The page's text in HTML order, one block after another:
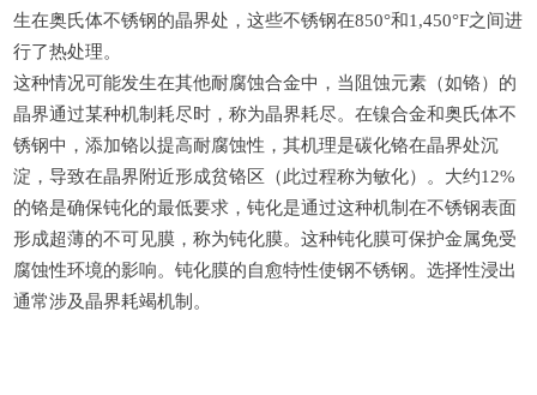
生在奥氏体不锈钢的晶界处，这些不锈钢在850°和1,450°F之间进
行了热处理。
这种情况可能发生在其他耐腐蚀合金中，当阻蚀元素（如铬）的
晶界通过某种机制耗尽时，称为晶界耗尽。在镍合金和奥氏体不
锈钢中，添加铬以提高耐腐蚀性，其机理是碳化铬在晶界处沉
淀，导致在晶界附近形成贫铬区（此过程称为敏化）。大约12%
的铬是确保钝化的最低要求，钝化是通过这种机制在不锈钢表面
形成超薄的不可见膜，称为钝化膜。这种钝化膜可保护金属免受
腐蚀性环境的影响。钝化膜的自愈特性使钢不锈钢。选择性浸出
通常涉及晶界耗竭机制。